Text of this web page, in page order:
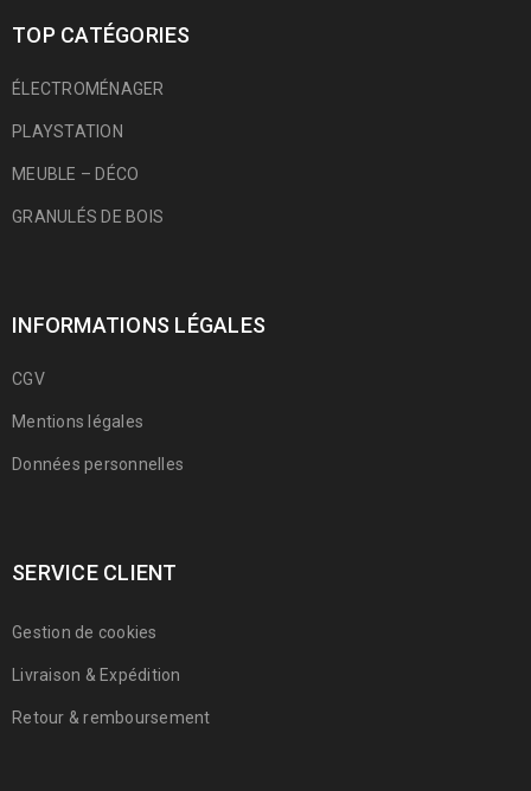
TOP CATÉGORIES
ÉLECTROMÉNAGER
PLAYSTATION
MEUBLE – DÉCO
GRANULÉS DE BOIS
INFORMATIONS LÉGALES
CGV
Mentions légales
Données personnelles
SERVICE CLIENT
Gestion de cookies
Livraison & Expédition
Retour & remboursement